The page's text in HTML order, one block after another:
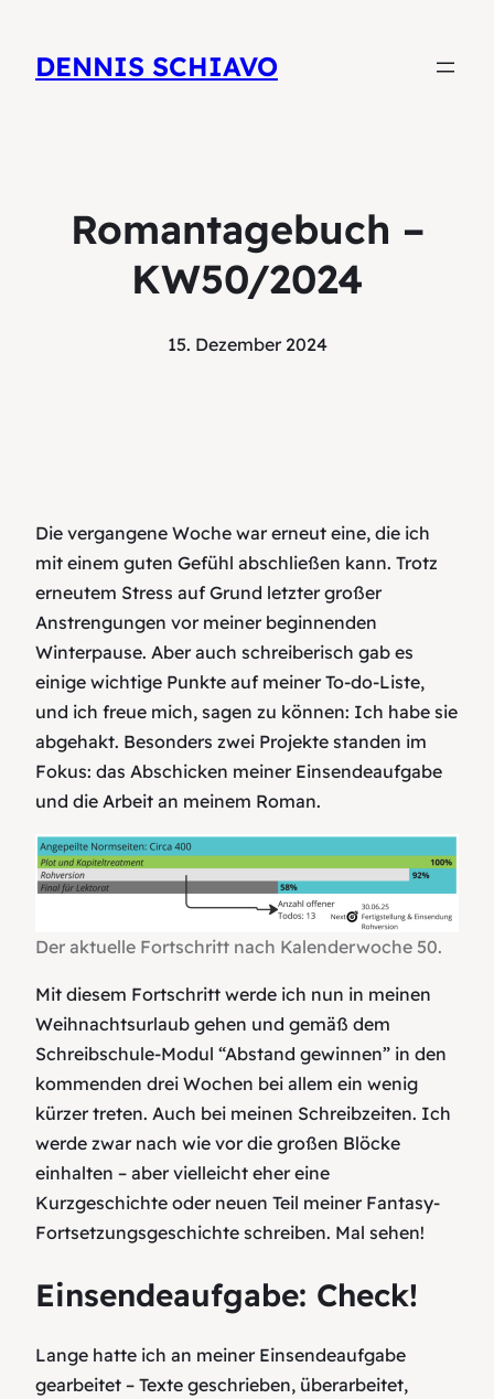
DENNIS SCHIAVO
Romantagebuch –
KW50/2024
15. Dezember 2024
Die vergangene Woche war erneut eine, die ich
mit einem guten Gefühl abschließen kann. Trotz
erneutem Stress auf Grund letzter großer
Anstrengungen vor meiner beginnenden
Winterpause. Aber auch schreiberisch gab es
einige wichtige Punkte auf meiner To-do-Liste,
und ich freue mich, sagen zu können: Ich habe sie
abgehakt. Besonders zwei Projekte standen im
Fokus: das Abschicken meiner Einsendeaufgabe
und die Arbeit an meinem Roman.
Der aktuelle Fortschritt nach Kalenderwoche 50.
Mit diesem Fortschritt werde ich nun in meinen
Weihnachtsurlaub gehen und gemäß dem
Schreibschule-Modul “Abstand gewinnen” in den
kommenden drei Wochen bei allem ein wenig
kürzer treten. Auch bei meinen Schreibzeiten. Ich
werde zwar nach wie vor die großen Blöcke
einhalten – aber vielleicht eher eine
Kurzgeschichte oder neuen Teil meiner Fantasy-
Fortsetzungsgeschichte schreiben. Mal sehen!
Einsendeaufgabe: Check!
Lange hatte ich an meiner Einsendeaufgabe
gearbeitet – Texte geschrieben, überarbeitet,